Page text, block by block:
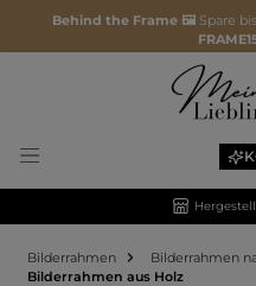
Behind the Frame 🖼️ Spare
Bilderrahmen
Bilderrahmen
Bilderrahmen aus Holz